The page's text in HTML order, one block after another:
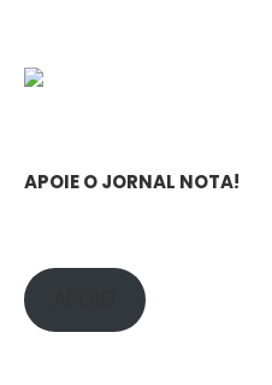
APOIE O JORNAL NOTA!